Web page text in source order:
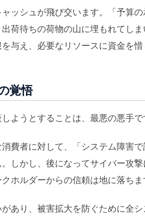
ッシュが飛び交います。「予算
荷待ちの荷物の山に埋もれてし
与え、必要なリソースに資金を
覚悟
ようとすることは、最悪の悪手で
費者に対して、「システム障害
しかし、後になってサイバー攻
ホルダーからの信頼は地に落ちま
あり、被害拡大を防ぐために全